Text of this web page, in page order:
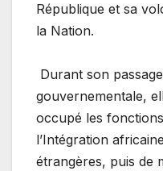
République et sa
la Nation.
Durant son
gouvernementale,
occupé les
l’Intégration
étrangères, puis de